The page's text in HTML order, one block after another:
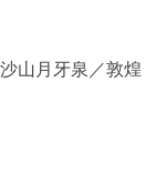
山月牙泉／敦煌